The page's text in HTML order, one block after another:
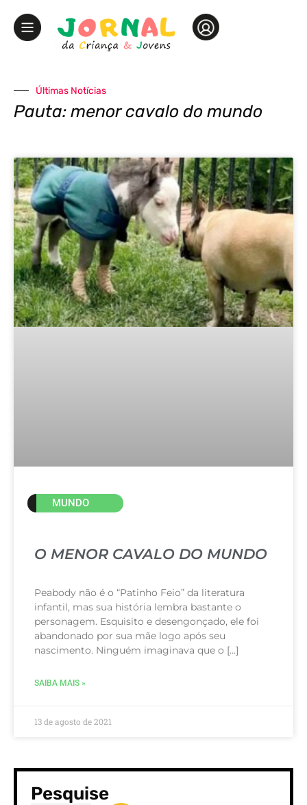
Últimas Notícias
Pauta: menor cavalo do mundo
MUNDO
O MENOR CAVALO DO MUNDO
Peabody não é o “Patinho Feio” da literatura
infantil, mas sua história lembra bastante o
personagem. Esquisito e desengonçado, ele foi
abandonado por sua mãe logo após seu
nascimento. Ninguém imaginava que o […]
SAIBA MAIS »
13 de agosto de 2021
Pesquise